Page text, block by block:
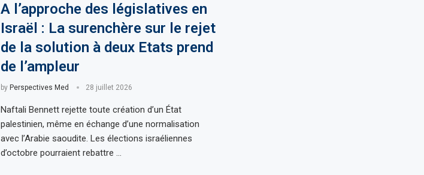
A l’approche des législatives en
Israël : La surenchère sur le rejet
de la solution à deux Etats prend
de l’ampleur
by Perspectives Med 28 juillet 2026
Naftali Bennett rejette toute création d’un État
palestinien, même en échange d’une normalisation
avec l’Arabie saoudite. Les élections israéliennes
d’octobre pourraient rebattre …